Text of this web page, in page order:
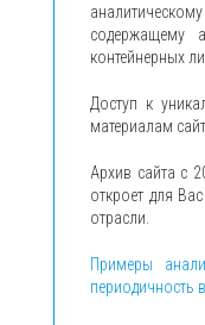
содержащему
контейнерных
Доступ к
материалам
Архив сайта с
откроет для
отрасли.
Примеры
периодичность